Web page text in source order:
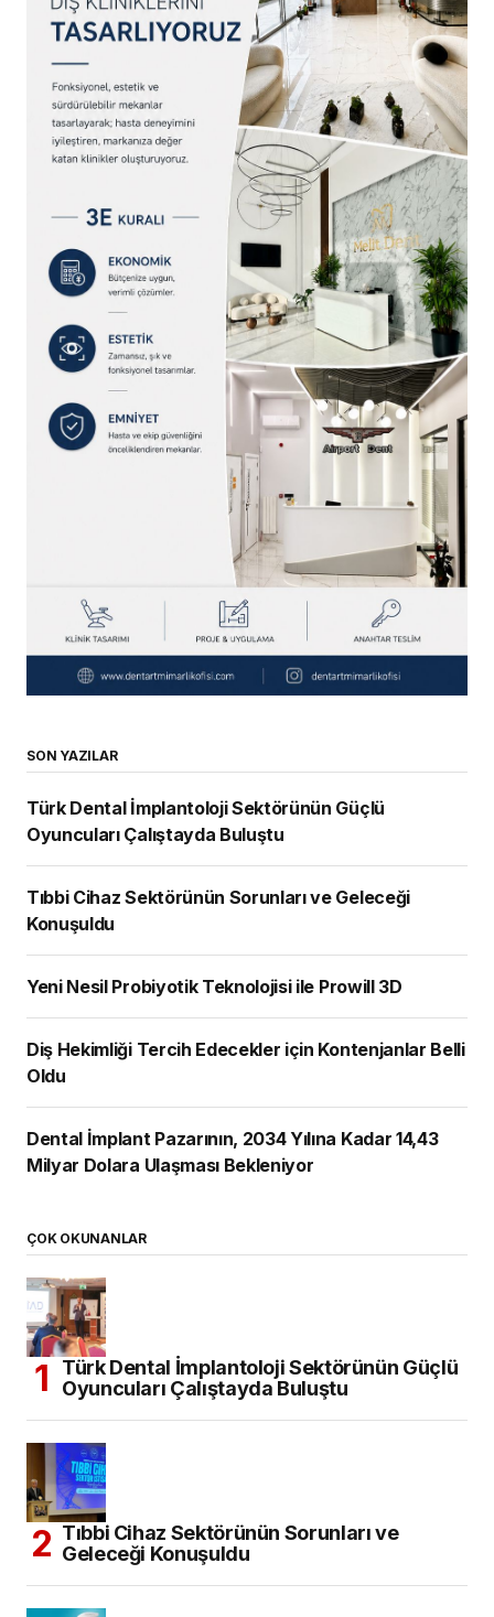
SON YAZILAR
Türk Dental İmplantoloji Sektörünün Güçlü
Oyuncuları Çalıştayda Buluştu
Tıbbi Cihaz Sektörünün Sorunları ve Geleceği
Konuşuldu
Yeni Nesil Probiyotik Teknolojisi ile Prowill 3D
Diş Hekimliği Tercih Edecekler için Kontenjanlar Belli
Oldu
Dental İmplant Pazarının, 2034 Yılına Kadar 14,43
Milyar Dolara Ulaşması Bekleniyor
ÇOK OKUNANLAR
Türk Dental İmplantoloji Sektörünün Güçlü
Oyuncuları Çalıştayda Buluştu
Tıbbi Cihaz Sektörünün Sorunları ve
Geleceği Konuşuldu